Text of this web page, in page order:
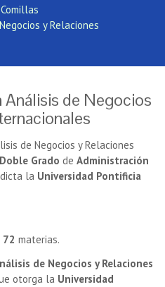
y Relaciones
Análisis de Negocios
de Negocios y Relaciones
Doble Grado de Administración
la Universidad Pontificia
72 materias.
de Negocios y Relaciones
otorga la Universidad